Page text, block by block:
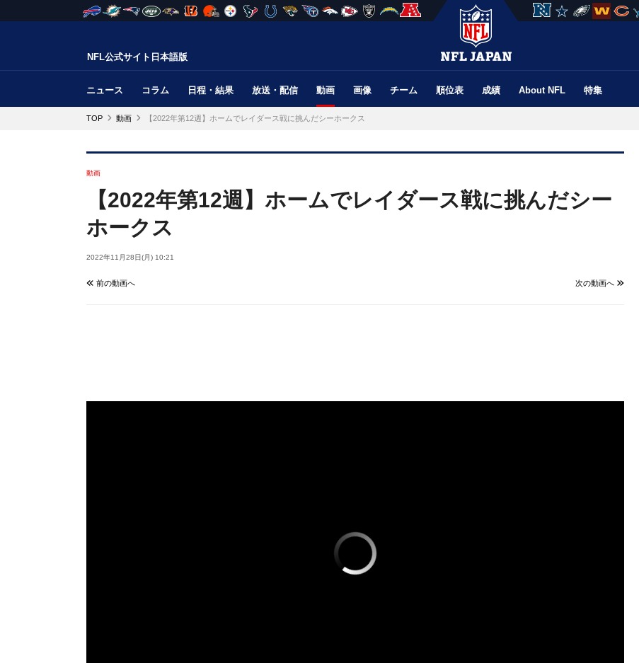
NFL公式サイト日本語版
ニュース コラム 日程・結果 放送・配信 動画 画像 チーム 順位表 成績 About NFL 特集
TOP 動画 【2022年第12週】ホームでレイダース戦に挑んだシーホークス
動画
【2022年第12週】ホームでレイダース戦に挑んだシー
ホークス
2022年11月28日(月) 10:21
前の動画へ 次の動画へ